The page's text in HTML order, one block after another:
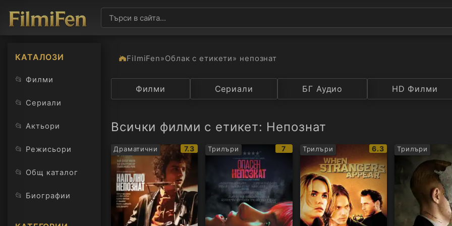
КАТАЛОЗИ
📂 Филми
📂 Сериали
📂 Актьори
📂 Режисьори
📂 Общ каталог
📂 Биографии
FilmiFen»Облак с етикети» непознат
Категория Държава Рейтинг
Филми Сериали БГ Аудио HD Филми
Всички филми с етикет: Непознат
Драматични
IMDb
рейтинг:
7.3 Трилъри
IMDb
рейтинг:
7 Трилъри
IMDb
рейтинг:
6.3 Трилъри